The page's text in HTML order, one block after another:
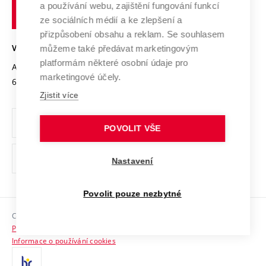
Transfer znalostí
Open Science
Projekty
Projekty ze strukturálních fondů
Specifický výzkum
Mezinárodní dohody
Univerzitní sítě
Podnikavá univerzita / ContriBUTe
Bezpečná univerzita
Vyznamenání
Organizační struktura
Ochrana osobních údajů
odkaz)
Sociální bezpečí
HR Award
technické
VYSOKÉ UČENÍ TECHNICKÉ V BRNĚ
Antonínská 548/1
602 00 Brno
www.vut.cz
vut@vutbr.cz
Copyright © 2026 VUT
Prohlášení o přístupnosti
Informace o používání cookies
a používání webu, zajištění fungování funkcí
ze sociálních médií a ke zlepšení a
přizpůsobení obsahu a reklam. Se souhlasem
můžeme také předávat marketingovým
platformám některé osobní údaje pro
marketingové účely.
Zjistit více
POVOLIT VŠE
Nastavení
Povolit pouze nezbytné